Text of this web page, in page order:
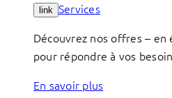
link Services
Découvrez nos offres –
pour répondre à vos
En savoir plus